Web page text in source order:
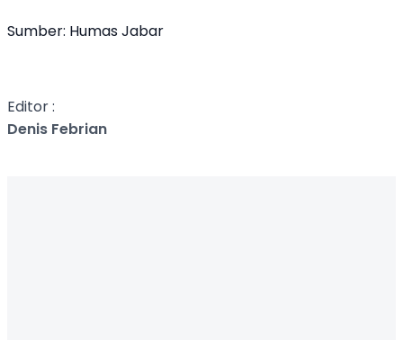
Sumber: Humas Jabar
Editor :
Denis Febrian